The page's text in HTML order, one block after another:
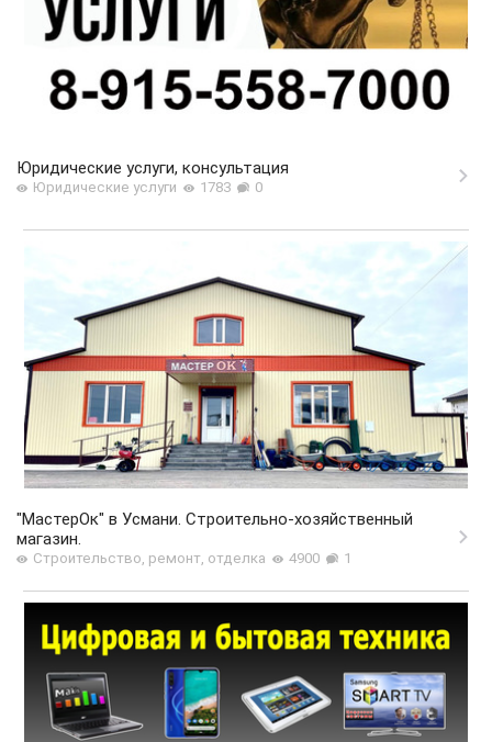
Юридические услуги, консультация
Юридические услуги 1783 0
"МастерОк" в Усмани. Строительно-хозяйственный
магазин.
Строительство, ремонт, отделка 4900 1